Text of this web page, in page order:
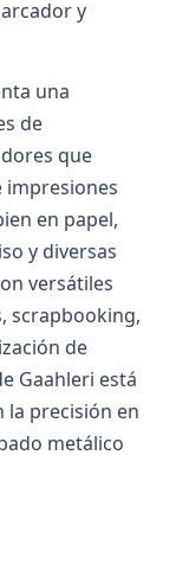
y
una
de
que
impresiones
en papel,
y diversas
versátiles
scrapbooking,
de
Gaahleri está
la precisión en
metálico